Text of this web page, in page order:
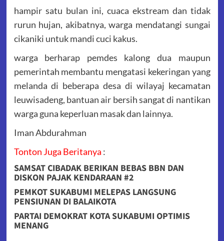
hampir satu bulan ini, cuaca ekstream dan tidak
rurun hujan, akibatnya, warga mendatangi sungai
cikaniki untuk mandi cuci kakus.
warga berharap pemdes kalong dua maupun
pemerintah membantu mengatasi kekeringan yang
melanda di beberapa desa di wilayaj kecamatan
leuwisadeng, bantuan air bersih sangat di nantikan
warga guna keperluan masak dan lainnya.
Iman Abdurahman
Tonton Juga Beritanya :
SAMSAT CIBADAK BERIKAN BEBAS BBN DAN
DISKON PAJAK KENDARAAN #2
PEMKOT SUKABUMI MELEPAS LANGSUNG
PENSIUNAN DI BALAIKOTA
PARTAI DEMOKRAT KOTA SUKABUMI OPTIMIS
MENANG